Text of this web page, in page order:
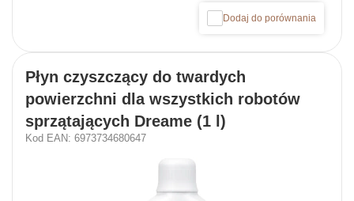
Dodaj do porównania
Płyn czyszczący do twardych
powierzchni dla wszystkich robotów
sprzątających Dreame (1 l)
Kod EAN: 6973734680647